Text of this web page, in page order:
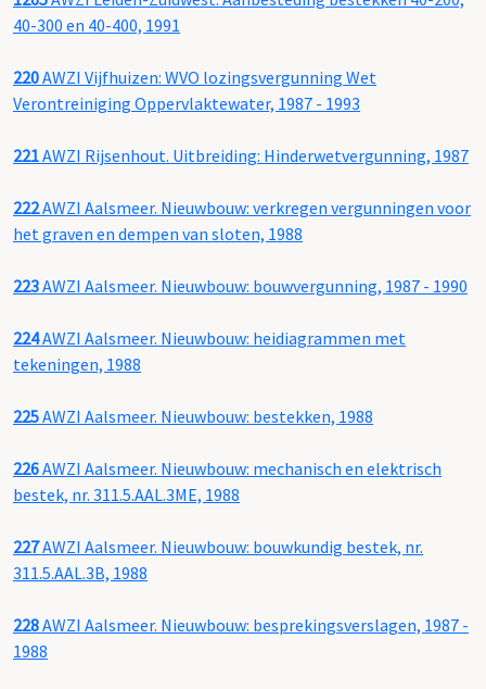
40-300 en 40-400, 1991
220AWZI Vijfhuizen: WVO lozingsvergunning Wet
Verontreiniging Oppervlaktewater, 1987 - 1993
221AWZI Rijsenhout. Uitbreiding: Hinderwetvergunning, 1987
222AWZI Aalsmeer. Nieuwbouw: verkregen vergunningen voor
het graven en dempen van sloten, 1988
223AWZI Aalsmeer. Nieuwbouw: bouwvergunning, 1987 - 1990
224AWZI Aalsmeer. Nieuwbouw: heidiagrammen met
tekeningen, 1988
225AWZI Aalsmeer. Nieuwbouw: bestekken, 1988
226AWZI Aalsmeer. Nieuwbouw: mechanisch en elektrisch
bestek, nr. 311.5.AAL.3ME, 1988
227AWZI Aalsmeer. Nieuwbouw: bouwkundig bestek, nr.
311.5.AAL.3B, 1988
228AWZI Aalsmeer. Nieuwbouw: besprekingsverslagen, 1987 -
1988